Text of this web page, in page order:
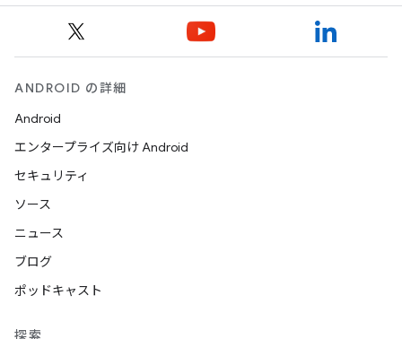
ANDROID の詳細
Android
エンタープライズ向け Android
セキュリティ
ソース
ニュース
ブログ
ポッドキャスト
探索